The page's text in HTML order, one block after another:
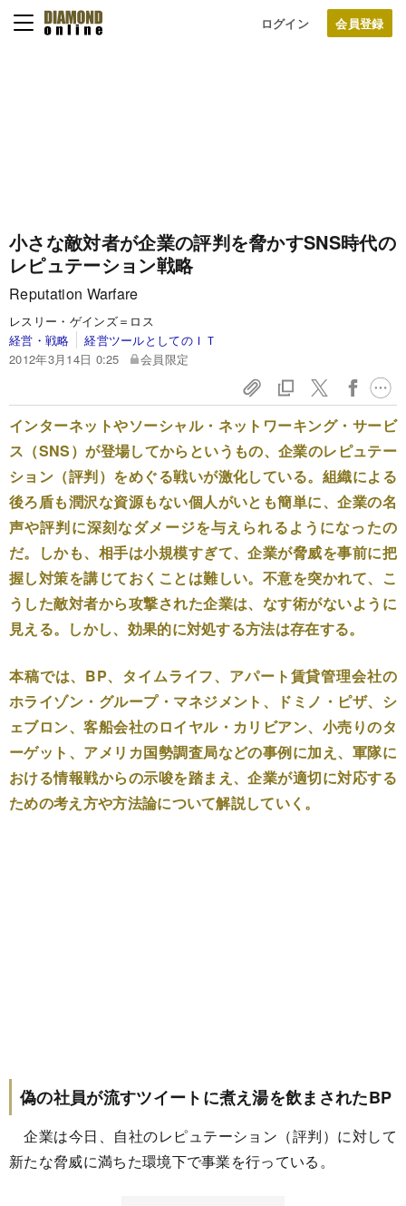
ログイン
小さな敵対者が企業の評判を脅かすSNS時代の
レピュテーション戦略
Reputation Warfare
レスリー・ゲインズ＝ロス
経営・戦略
経営ツールとしてのＩＴ
2012年3月14日 0:25
会員限定
インターネットやソーシャル・ネットワーキング・サービ
ス（SNS）が登場してからというもの、企業のレピュテー
ション（評判）をめぐる戦いが激化している。組織による
後ろ盾も潤沢な資源もない個人がいとも簡単に、企業の名
声や評判に深刻なダメージを与えられるようになったの
だ。しかも、相手は小規模すぎて、企業が脅威を事前に把
握し対策を講じておくことは難しい。不意を突かれて、こ
うした敵対者から攻撃された企業は、なす術がないように
見える。しかし、効果的に対処する方法は存在する。
本稿では、BP、タイムライフ、アパート賃貸管理会社の
ホライゾン・グループ・マネジメント、ドミノ・ピザ、シ
ェブロン、客船会社のロイヤル・カリビアン、小売りのタ
ーゲット、アメリカ国勢調査局などの事例に加え、軍隊に
おける情報戦からの示唆を踏まえ、企業が適切に対応する
ための考え方や方法論について解説していく。
偽の社員が流すツイートに煮え湯を飲まされたBP
企業は今日、自社のレピュテーション（評判）に対して
新たな脅威に満ちた環境下で事業を行っている。